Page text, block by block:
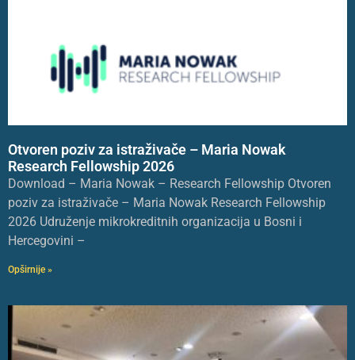
Otvoren poziv za istraživače – Maria Nowak
Research Fellowship 2026
Download – Maria Nowak – Research Fellowship Otvoren
poziv za istraživače – Maria Nowak Research Fellowship
2026 Udruženje mikrokreditnih organizacija u Bosni i
Hercegovini –
Opširnije »